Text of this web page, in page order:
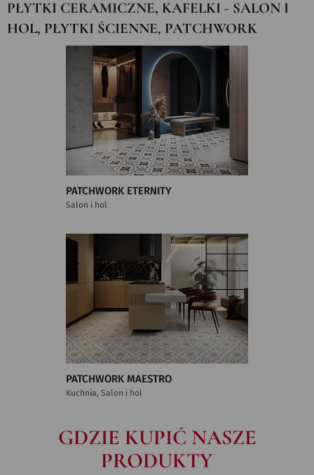
PŁYTKI CERAMICZNE, KAFELKI - SALON I
HOL, PŁYTKI ŚCIENNE, PATCHWORK
PATCHWORK ETERNITY
Salon i hol
PATCHWORK MAESTRO
Kuchnia, Salon i hol
GDZIE KUPIĆ NASZE
PRODUKTY